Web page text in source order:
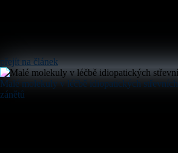
přejít na článek
Malé molekuly v léčbě idiopatických střevních
zánětů